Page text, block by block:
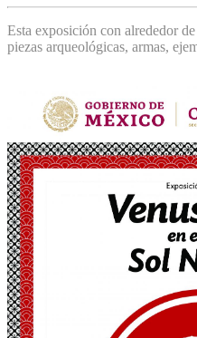
Esta exposición con alrededor
piezas arqueológicas, armas,